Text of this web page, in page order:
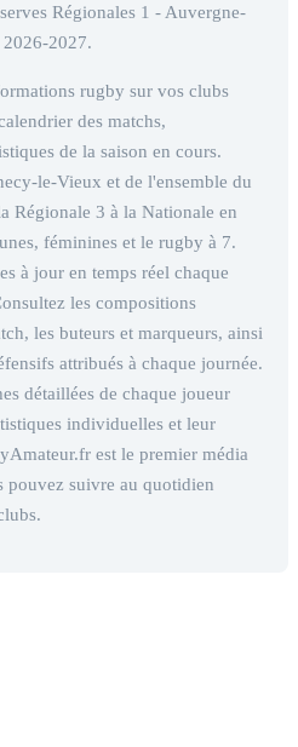
Régionales 1 - Auvergne-
2027.
rugby sur vos clubs
des matchs,
de la saison en cours.
le-Vieux et de l'ensemble du
Régionale 3 à la Nationale en
féminines et le rugby à 7.
à jour en temps réel chaque
les compositions
les buteurs et marqueurs, ainsi
attribués à chaque journée.
détaillées de chaque joueur
individuelles et leur
est le premier média
pouvez suivre au quotidien